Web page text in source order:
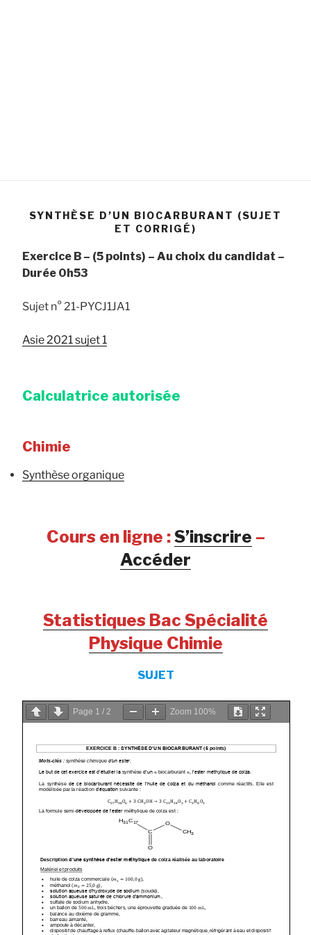
SYNTHÈSE D’UN BIOCARBURANT (SUJET
ET CORRIGÉ)
Exercice B – (5 points) – Au choix du candidat –
Durée 0h53
Sujet n° 21-PYCJ1JA1
Asie 2021 sujet 1
Calculatrice autorisée
Chimie
Synthèse organique
Cours en ligne :S’inscrire –
Accéder
Statistiques Bac Spécialité
Physique Chimie
SUJET
Page 1 / 2 Zoom 100%